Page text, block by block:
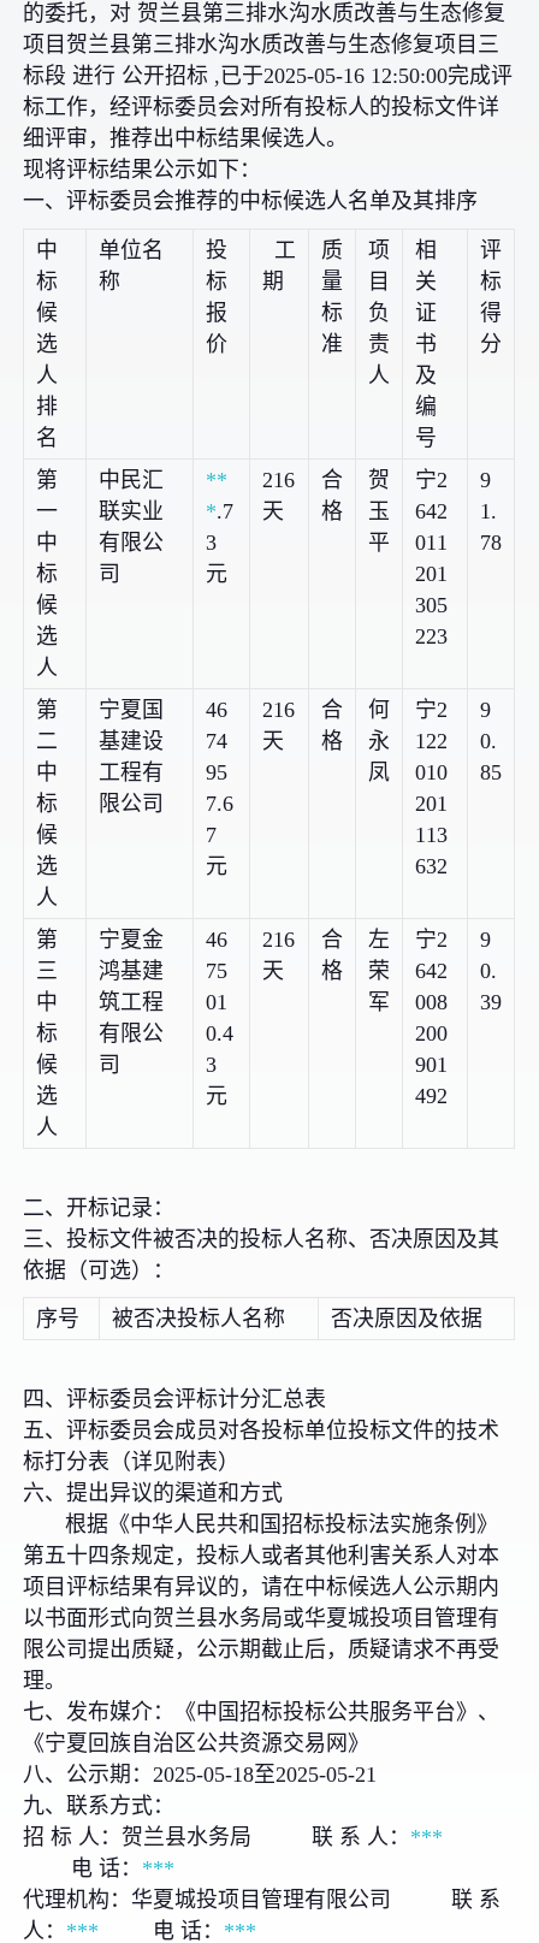
的委托，对 贺兰县第三排水沟水质改善与生态修复
项目贺兰县第三排水沟水质改善与生态修复项目三
标段 进行 公开招标 ,已于2025-05-16 12:50:00完成评
标工作，经评标委员会对所有投标人的投标文件详
细评审，推荐出中标结果候选人。
现将评标结果公示如下：
一、评标委员会推荐的中标候选人名单及其排序
中
标
候
选
人
排
名
单位名
称
投
标
报
价
工
期
质
量
标
准
项
目
负
责
人
相
关
证
书
及
编
号
评
标
得
分
第
一
中
标
候
选
人
中民汇
联实业
有限公
司
**
*.7
3
元
216
天
合
格
贺
玉
平
宁2
642
011
201
305
223
9
1.
78
第
二
中
标
候
选
人
宁夏国
基建设
工程有
限公司
46
74
95
7.6
7
元
216
天
合
格
何
永
凤
宁2
122
010
201
113
632
9
0.
85
第
三
中
标
候
选
人
宁夏金
鸿基建
筑工程
有限公
司
46
75
01
0.4
3
元
216
天
合
格
左
荣
军
宁2
642
008
200
901
492
9
0.
39
二、开标记录：
三、投标文件被否决的投标人名称、否决原因及其
依据（可选）：
序号 被否决投标人名称 否决原因及依据
四、评标委员会评标计分汇总表
五、评标委员会成员对各投标单位投标文件的技术
标打分表（详见附表）
六、提出异议的渠道和方式
根据《中华人民共和国招标投标法实施条例》
第五十四条规定，投标人或者其他利害关系人对本
项目评标结果有异议的，请在中标候选人公示期内
以书面形式向贺兰县水务局或华夏城投项目管理有
限公司提出质疑，公示期截止后，质疑请求不再受
理。
七、发布媒介：《中国招标投标公共服务平台》、
《宁夏回族自治区公共资源交易网》
八、公示期：2025-05-18至2025-05-21
九、联系方式：
招 标 人：贺兰县水务局 联 系 人： ***
电 话： ***
代理机构：华夏城投项目管理有限公司 联 系
人： *** 电 话： ***